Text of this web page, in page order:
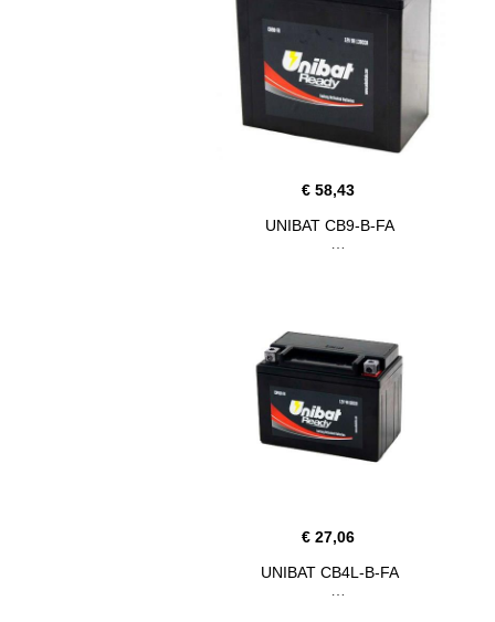
€ 58,43
UNIBAT CB9-B-FA
€ 27,06
UNIBAT CB4L-B-FA